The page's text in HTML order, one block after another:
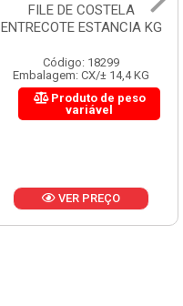
FILE DE COSTELA
ENTRECOTE ESTANCIA KG
Código: 18299
Embalagem: CX/± 14,4 KG
Produto de peso
variável
VER PREÇO